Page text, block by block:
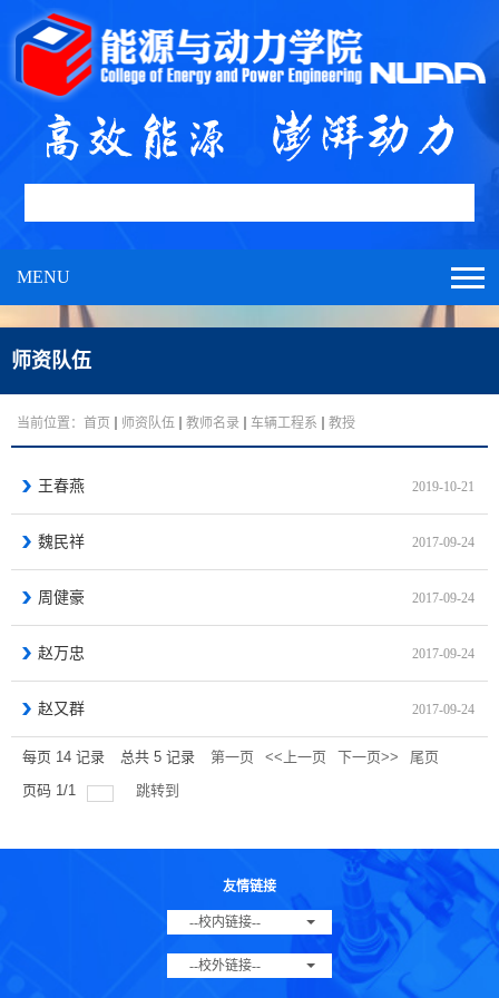
MENU
师资队伍
当前位置： 首页 师资队伍 教师名录 车辆工程系 教授
王春燕 2019-10-21
魏民祥 2017-09-24
周健豪 2017-09-24
赵万忠 2017-09-24
赵又群 2017-09-24
每页 14 记录 总共 5 记录 第一页 <<上一页 下一页>>
尾页
页码 1/1 跳转到
友情链接
--校内链接--
--校外链接--